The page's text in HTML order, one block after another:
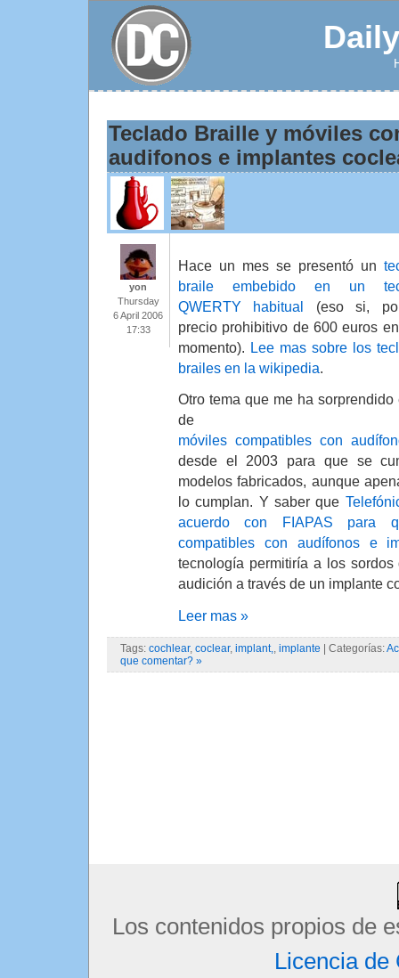
Teclado Braille y móviles
audifonos e implantes
yon
Thursday
6 April 2006
17:33
Hace un mes se presentó un
braile embebido en un
QWERTY habitual (eso si,
precio prohibitivo de 600 euros
momento). Lee mas sobre los
brailes en la wikipedia
Otro tema que me ha
de
móviles compatibles con
desde el 2003 para que se
modelos fabricados, aunque
lo cumplan. Y saber que
acuerdo con FIAPAS para
compatibles con audífonos e
tecnología permitiría a los
audición a través de un implante
Leer mas »
Tags: cochlear, coclear, implant,, implante | Categorías:
que comentar? »
Los contenidos propios de
Licencia de